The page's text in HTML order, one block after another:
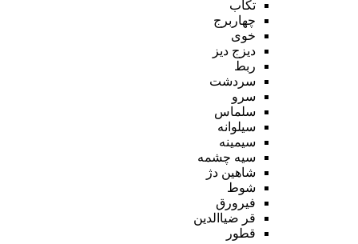
تکاب
چهاربرج
خوی
دیزج دیز
ربط
سردشت
سرو
سلماس
سیلوانه
سیمینه
سیه چشمه
شاهین دژ
شوط
فیرورق
قر ضیاالدین
قطور